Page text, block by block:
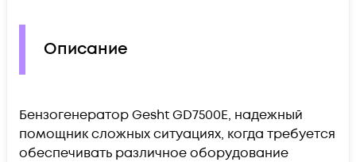
Описание
Бензогенератор Gesht GD7500E, надежный
помощник сложных ситуациях, когда требуется
обеспечивать различное оборудование